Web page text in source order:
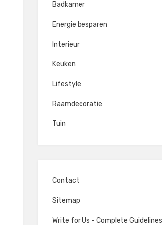
Badkamer
Energie besparen
Interieur
Keuken
Lifestyle
Raamdecoratie
Tuin
Contact
Sitemap
Write for Us - Complete Guidelines